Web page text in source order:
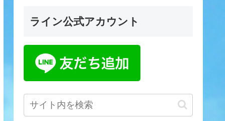
ライン公式アカウント